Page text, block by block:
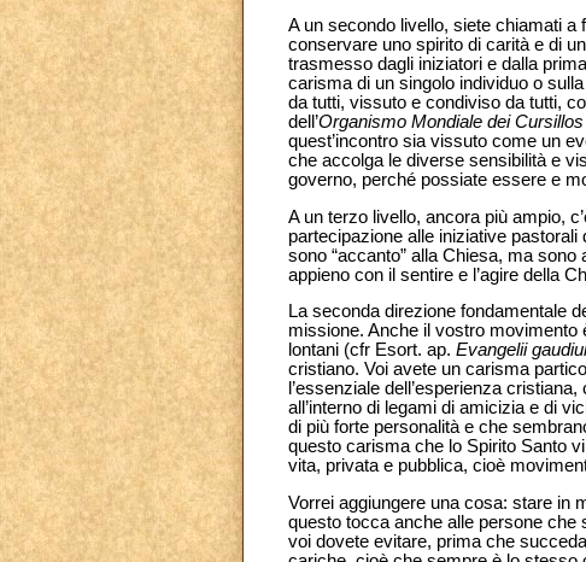
A un secondo livello, siete chiamati a
conservare uno spirito di carità e di
trasmesso dagli iniziatori e dalla
carisma di un singolo individuo o
da tutti, vissuto e condiviso da tutti,
dell’Organismo Mondiale dei
quest’incontro sia vissuto come un
che accolga le diverse sensibilità e
governo, perché possiate essere e
A un terzo livello, ancora più ampio,
partecipazione alle iniziative
sono “accanto” alla Chiesa, ma
appieno con il sentire e l’agire della
La seconda direzione fondamentale
missione. Anche il vostro movimento
lontani (cfr Esort. ap. Evangelii
cristiano. Voi avete un carisma
l’essenziale dell’esperienza
all’interno di legami di amicizia e di
di più forte personalità e che
questo carisma che lo Spirito Santo
vita, privata e pubblica, cioè
Vorrei aggiungere una cosa: stare in
questo tocca anche alle persone che
voi dovete evitare, prima che